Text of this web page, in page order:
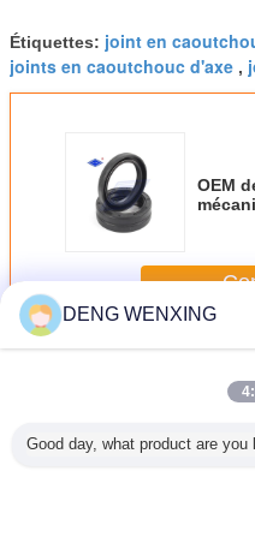
Étiquettes: joint en
joints en caoutchouc d'axe ,
OEM
PlusJoint d'huile en
DENG WENXING
Good day, what product are you